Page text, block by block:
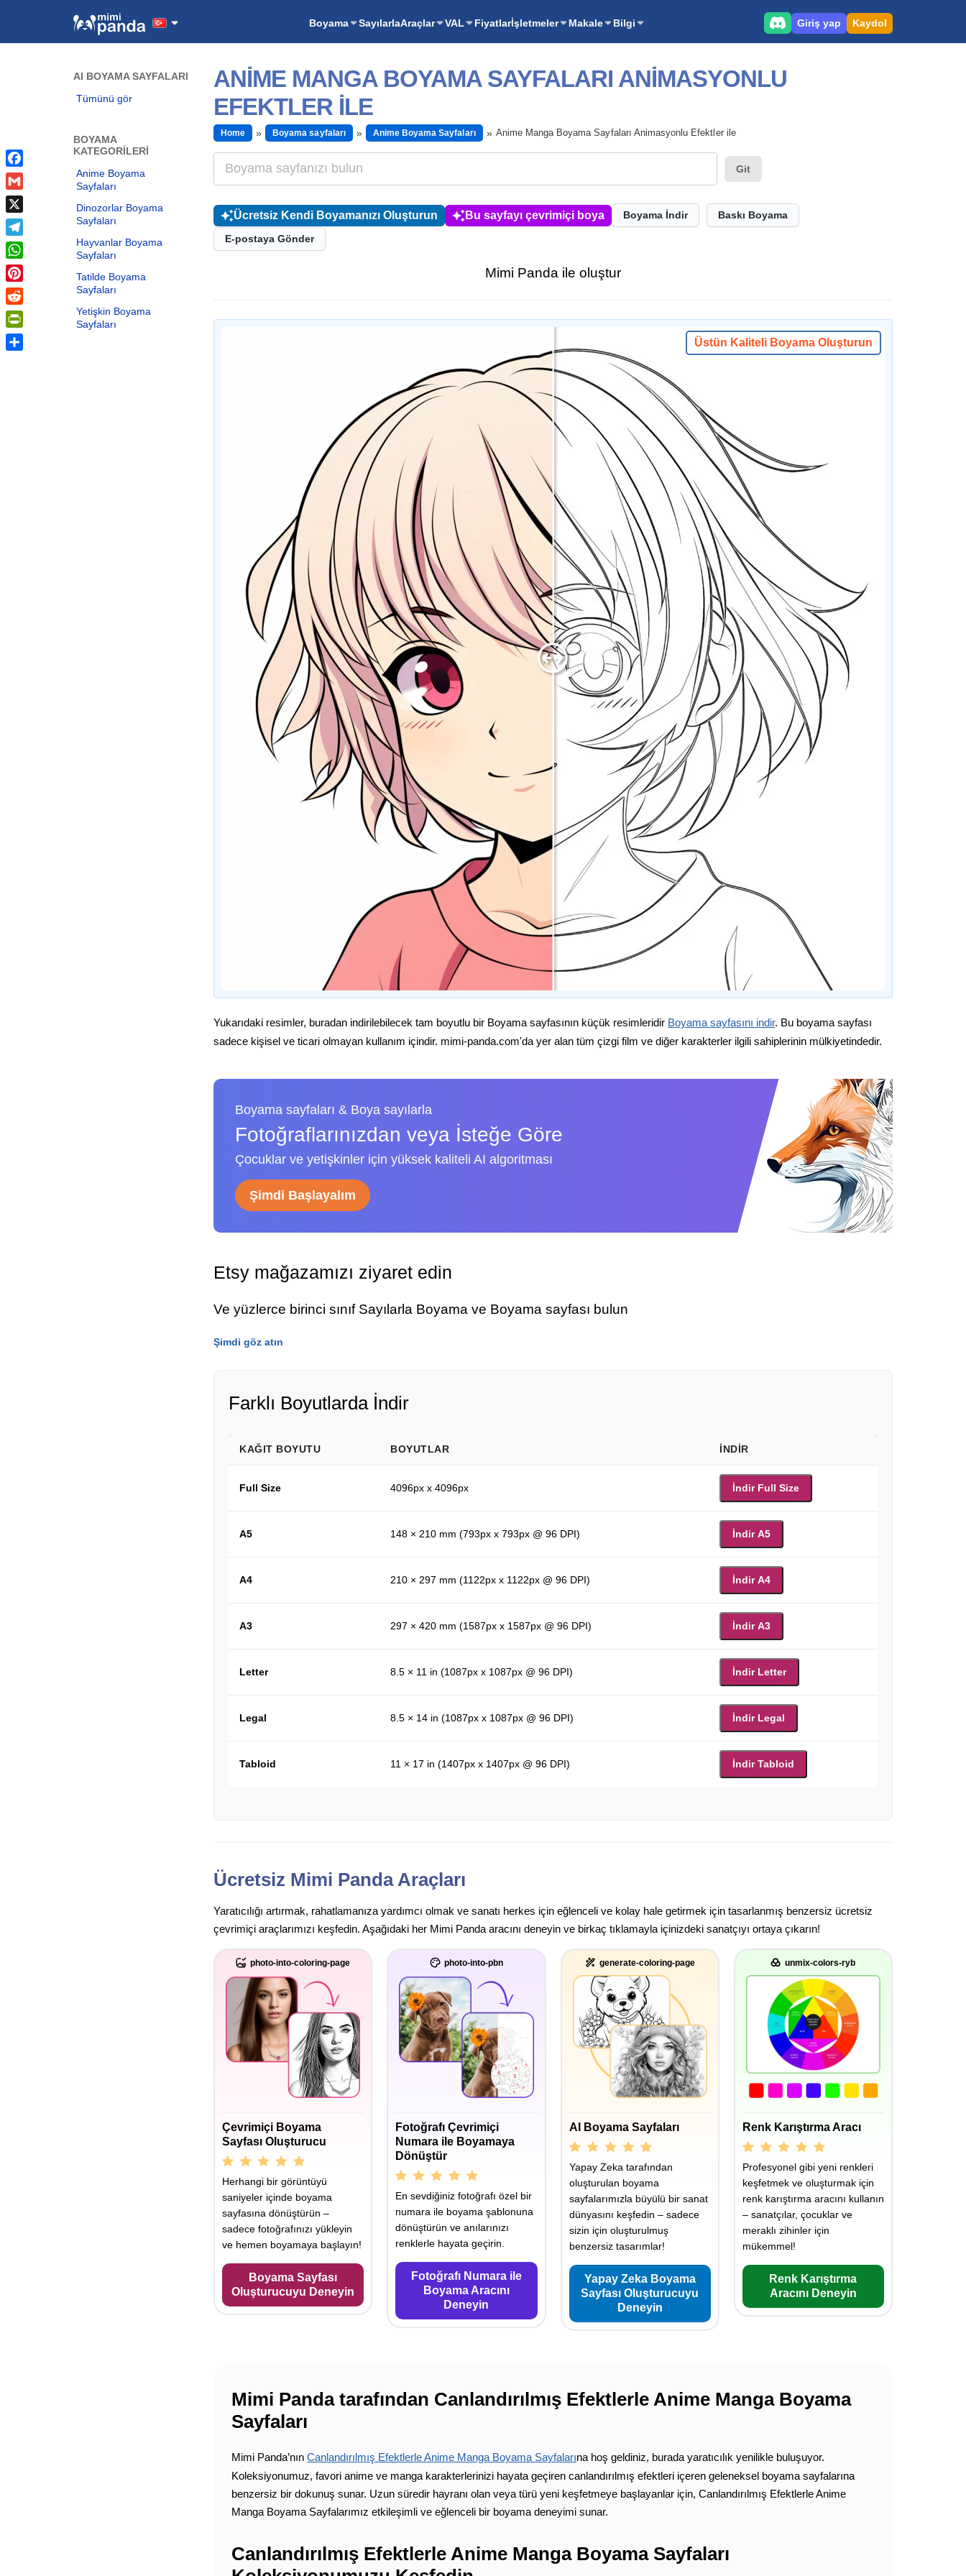
Boyama SayılarlaAraçlar VAL Fiyatlarİşletmeler Makale Bilgi Giriş yap Kaydol
AI BOYAMA SAYFALARI
Tümünü gör
BOYAMA
KATEGORILERI
Anime Boyama
Sayfaları
Dinozorlar Boyama
Sayfaları
Hayvanlar Boyama
Sayfaları
Tatilde Boyama
Sayfaları
Yetişkin Boyama
Sayfaları
ANIME MANGA BOYAMA SAYFALARI ANIMASYONLU
EFEKTLER ILE
Home Boyama sayfaları Anime Boyama Sayfaları Anime Manga Boyama Sayfaları Animasyonlu Efektler ile
Git
Ücretsiz Kendi Boyamanızı Oluşturun Bu sayfayı çevrimiçi boya Boyama İndir Baskı Boyama
E-postaya Gönder
Mimi Panda ile oluştur
Üstün Kaliteli Boyama Oluşturun
Yukarıdaki resimler, buradan indirilebilecek tam boyutlu bir Boyama sayfasının küçük resimleridir Boyama sayfasını indir. Bu boyama sayfası
sadece kişisel ve ticari olmayan kullanım içindir. mimi-panda.com'da yer alan tüm çizgi film ve diğer karakterler ilgili sahiplerinin mülkiyetindedir.
Boyama sayfaları & Boya sayılarla
Fotoğraflarınızdan veya İsteğe Göre
Çocuklar ve yetişkinler için yüksek kaliteli AI algoritması
Şimdi Başlayalım
Etsy mağazamızı ziyaret edin
Ve yüzlerce birinci sınıf Sayılarla Boyama ve Boyama sayfası bulun
Şimdi göz atın
Farklı Boyutlarda İndir
KAĞIT BOYUTU BOYUTLAR İNDIR
Full Size 4096px x 4096px İndir Full Size
A5 148 × 210 mm (793px x 793px @ 96 DPI) İndir A5
A4 210 × 297 mm (1122px x 1122px @ 96 DPI) İndir A4
A3 297 × 420 mm (1587px x 1587px @ 96 DPI) İndir A3
Letter 8.5 × 11 in (1087px x 1087px @ 96 DPI) İndir Letter
Legal 8.5 × 14 in (1087px x 1087px @ 96 DPI) İndir Legal
Tabloid 11 × 17 in (1407px x 1407px @ 96 DPI) İndir Tabloid
Ücretsiz Mimi Panda Araçları
Yaratıcılığı artırmak, rahatlamanıza yardımcı olmak ve sanatı herkes için eğlenceli ve kolay hale getirmek için tasarlanmış benzersiz ücretsiz
çevrimiçi araçlarımızı keşfedin. Aşağıdaki her Mimi Panda aracını deneyin ve birkaç tıklamayla içinizdeki sanatçıyı ortaya çıkarın!
photo-into-coloring-page
Çevrimiçi Boyama
Sayfası Oluşturucu
Herhangi bir görüntüyü
saniyeler içinde boyama
sayfasına dönüştürün –
sadece fotoğrafınızı yükleyin
ve hemen boyamaya başlayın!
Boyama Sayfası
Oluşturucuyu Deneyin
photo-into-pbn
Fotoğrafı Çevrimiçi
Numara ile Boyamaya
Dönüştür
En sevdiğiniz fotoğrafı özel bir
numara ile boyama şablonuna
dönüştürün ve anılarınızı
renklerle hayata geçirin.
Fotoğrafı Numara ile
Boyama Aracını
Deneyin
generate-coloring-page
AI Boyama Sayfaları
Yapay Zeka tarafından
oluşturulan boyama
sayfalarımızla büyülü bir sanat
dünyasını keşfedin – sadece
sizin için oluşturulmuş
benzersiz tasarımlar!
Yapay Zeka Boyama
Sayfası Oluşturucuyu
Deneyin
unmix-colors-ryb
Renk Karıştırma Aracı
Profesyonel gibi yeni renkleri
keşfetmek ve oluşturmak için
renk karıştırma aracını kullanın
– sanatçılar, çocuklar ve
meraklı zihinler için
mükemmel!
Renk Karıştırma
Aracını Deneyin
Mimi Panda tarafından Canlandırılmış Efektlerle Anime Manga Boyama
Sayfaları
Mimi Panda’nın Canlandırılmış Efektlerle Anime Manga Boyama Sayfalarına hoş geldiniz, burada yaratıcılık yenilikle buluşuyor.
Koleksiyonumuz, favori anime ve manga karakterlerinizi hayata geçiren canlandırılmış efektleri içeren geleneksel boyama sayfalarına
benzersiz bir dokunuş sunar. Uzun süredir hayranı olan veya türü yeni keşfetmeye başlayanlar için, Canlandırılmış Efektlerle Anime
Manga Boyama Sayfalarımız etkileşimli ve eğlenceli bir boyama deneyimi sunar.
Canlandırılmış Efektlerle Anime Manga Boyama Sayfaları
Facebook
Gmail
X
Telegram
WhatsApp
Pinterest
Reddit
PrintFriendly